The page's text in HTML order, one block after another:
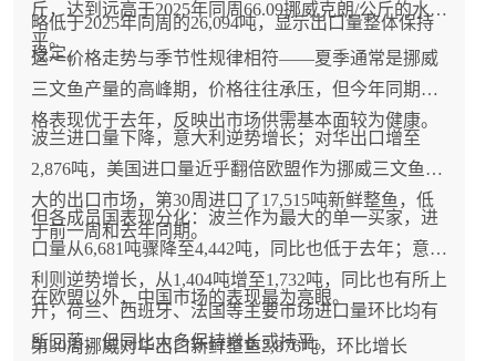
略低于2025年同周的26,094吨，显示出口量整体保持
稳定。
斤，达到远高于2025年同周66.09挪威克朗/公斤的水
平。
这一价格走势与季节性规律相符——夏季通常是挪威
三文鱼产量的高峰期，价格往往承压，但今年同期价
格表现优于去年，反映出市场供需基本面较为健康。
波兰进口量下降，意大利逆势增长；对华出口增至
2,876吨，美国进口量近乎翻倍欧盟作为挪威三文鱼最
大的出口市场，第30周进口了17,515吨新鲜整鱼，低
于前一周和去年同期。
但各成员国表现分化：波兰作为最大的单一买家，进
口量从6,681吨骤降至4,442吨，同比也低于去年；意大
利则逆势增长，从1,404吨增至1,732吨，同比也有所上
升；荷兰、西班牙、法国等主要市场进口量环比均有
所回落，但同比大多保持增长或持平。
在欧盟以外，中国市场的表现最为亮眼。
第30周挪威对华出口新鲜整鱼2,876吨，环比增长